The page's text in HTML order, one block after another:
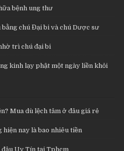
bệnh ung thư
chú Đại bi và chú Dược sư
trì chú đại bi
kinh lạy phật một ngày liền khỏi
Mua dù lệch tâm ở đâu giá rẻ
hiện nay là bao nhiêu tiền
Uy Tín tại Tphcm